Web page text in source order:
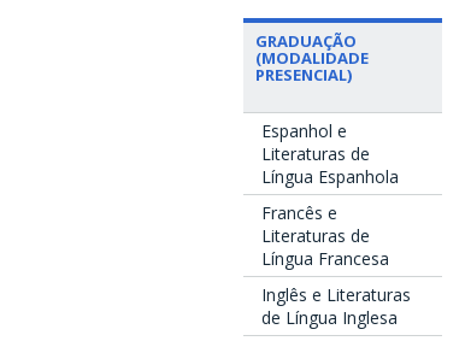
GRADUAÇÃO
(MODALIDADE
PRESENCIAL)
Espanhol e
Literaturas de
Língua Espanhola
Francês e
Literaturas de
Língua Francesa
Inglês e Literaturas
de Língua Inglesa